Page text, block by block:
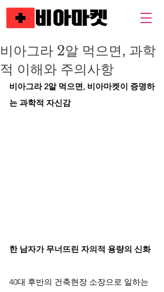
비아그라 2알 먹으면, 과학
적 이해와 주의사항
비아그라 2알 먹으면, 비아마켓이 증명하
는 과학적 자신감
한 남자가 무너뜨린 자의적 용량의 신화
40대 후반의 건축현장 소장으로 일하는